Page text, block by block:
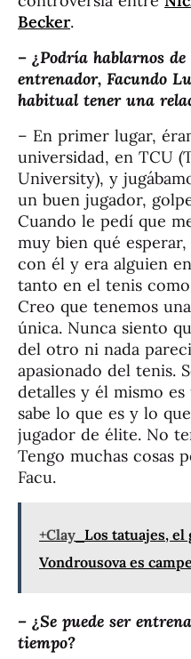
Becker.
– ¿Podría hablarnos
entrenador, Facundo
habitual tener una
– En primer lugar,
universidad, en TCU
University), y
un buen jugador,
Cuando le pedí que
muy bien qué
con él y era alguien
tanto en el tenis
Creo que tenemos
única. Nunca siento
del otro ni nada
apasionado del tenis.
detalles y él mismo
sabe lo que es y lo
jugador de élite. No
Tengo muchas cosas
Facu.
+Clay Los tatuajes, el
Vondrousova es
– ¿Se puede ser
tiempo?